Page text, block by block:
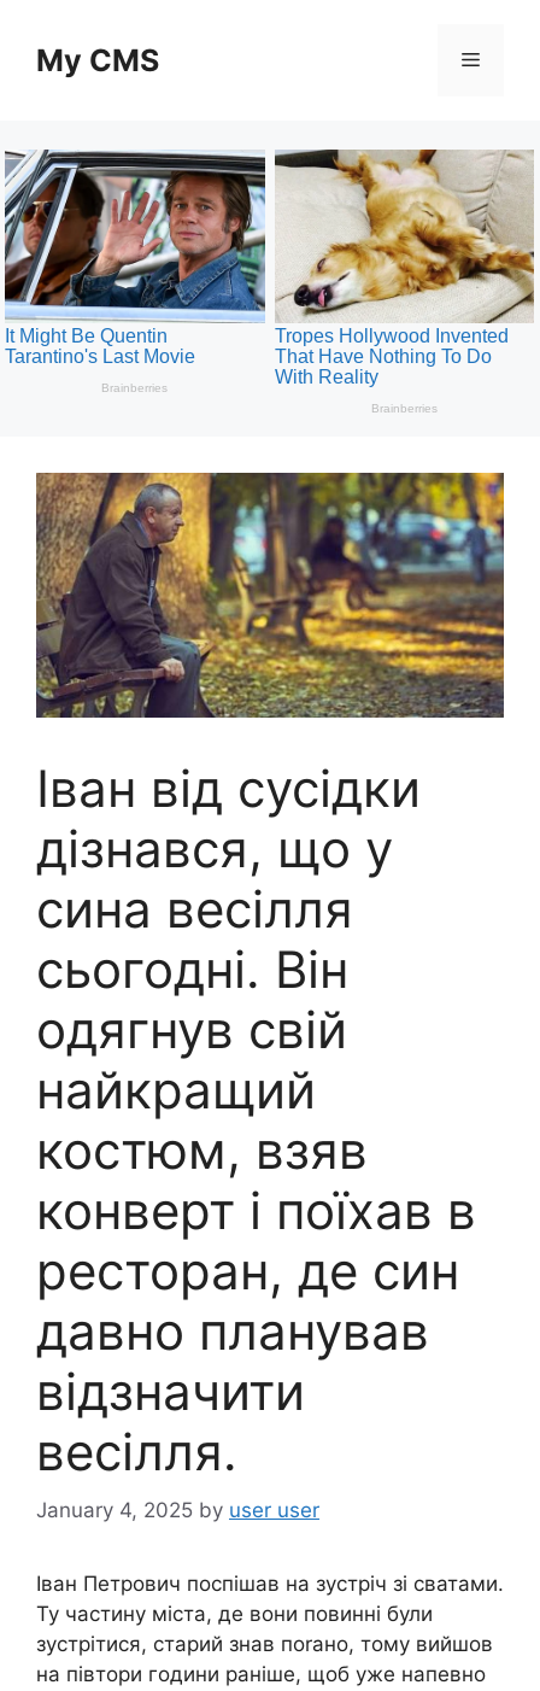
contentMy CMS Menu
Іван від сусідки
дізнався, що у
сина весілля
сьогодні. Він
одягнув свій
найкращий
костюм, взяв
конверт і поїхав в
ресторан, де син
давно планував
відзначити
весілля.
January 4, 2025 by user user
Іван Петрович поспішав на зустріч зі сватами.
Ту частину міста, де вони повинні були
зустрітися, старий знав поrано, тому вийшов
на півтори години раніше, щоб уже напевно